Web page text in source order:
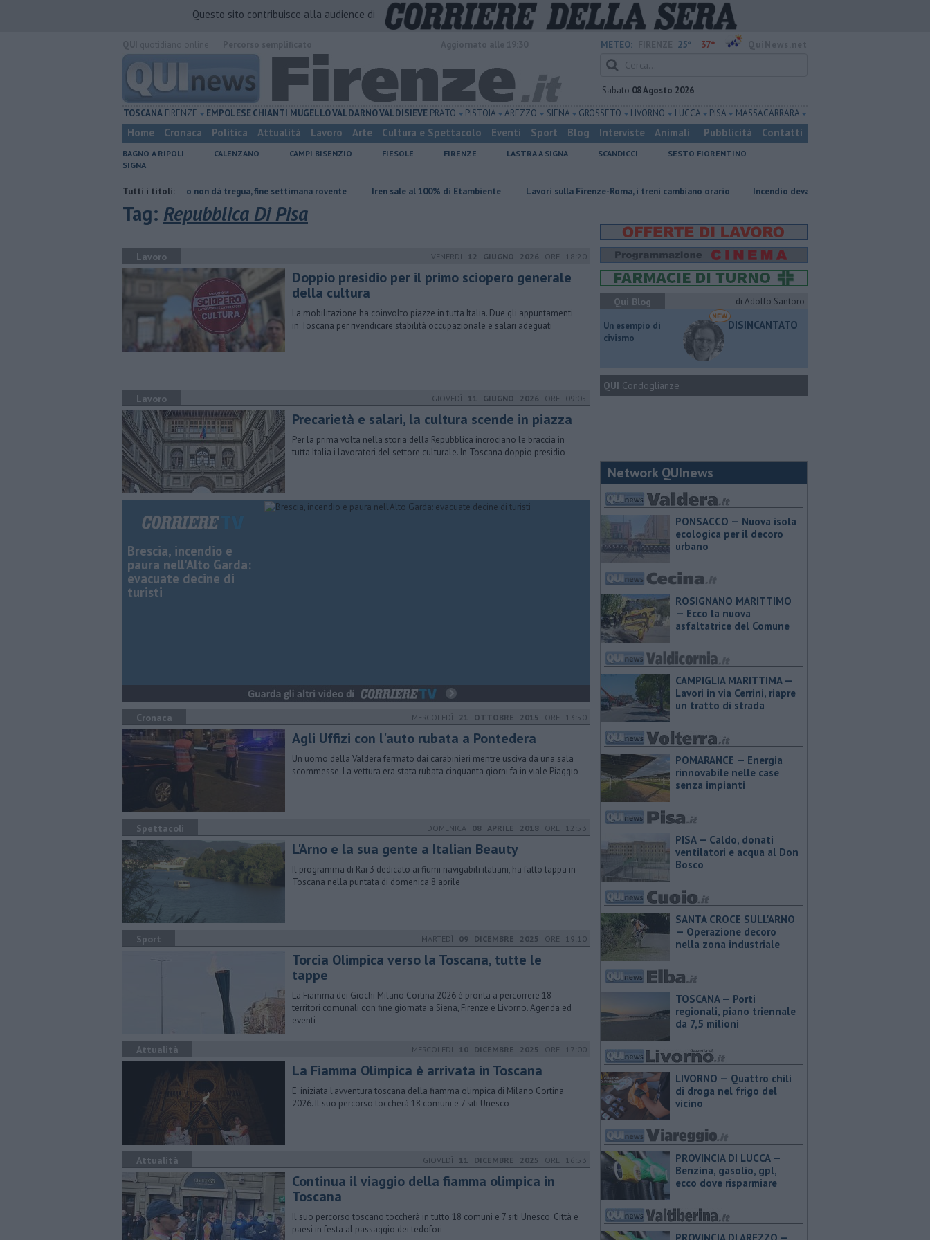
Questo sito contribuisce alla audience di
METEO: 25° 37°
Sabato 08 Agosto 2026
TOSCANA FIRENZE EMPOLESECHIANTI MUGELLOVALDARNOVALDISIEVE PRATO PISTOIA AREZZO SIENA GROSSETO LIVORNO LUCCA PISA MASSA CARRARA
Home Cronaca Politica Attualità Lavoro Arte Cultura e Spettacolo Eventi Sport Blog Interviste Animali Pubblicità Contatti
BAGNO A RIPOLI CALENZANO CAMPI BISENZIO FIESOLE FIRENZE LASTRA A SIGNA SCANDICCI
SESTO FIORENTINO
SIGNA
Tutti i titoli:
Il grande caldo non dà tregua, fine settimana rovente Iren sale al 100% di Etambiente Lavori sulla Firenze-Roma, i treni cambiano orario Incendio devasta un capannone, parte del tetto collassa
Tag: Repubblica Di Pisa
Lavoro VENERDÌ 12 GIUGNO 2026 ORE 18:20
Doppio presidio per il primo sciopero generale
della cultura
La mobilitazione ha coinvolto piazze in tutta Italia. Due gli appuntamenti
in Toscana per rivendicare stabilità occupazionale e salari adeguati
Lavoro GIOVEDÌ 11 GIUGNO 2026 ORE 09:05
Precarietà e salari, la cultura scende in piazza
Per la prima volta nella storia della Repubblica incrociano le braccia in
tutta Italia i lavoratori del settore culturale. In Toscana doppio presidio
Brescia, incendio e
paura nell'Alto Garda:
evacuate decine di
turisti
Cronaca MERCOLEDÌ 21 OTTOBRE 2015 ORE 13:50
Agli Uffizi con l'auto rubata a Pontedera
Un uomo della Valdera fermato dai carabinieri mentre usciva da una sala
scommesse. La vettura era stata rubata cinquanta giorni fa in viale Piaggio
Spettacoli DOMENICA 08 APRILE 2018 ORE 12:53
L'Arno e la sua gente a Italian Beauty
Il programma di Rai 3 dedicato ai fiumi navigabili italiani, ha fatto tappa in
Toscana nella puntata di domenica 8 aprile
Sport MARTEDÌ 09 DICEMBRE 2025 ORE 19:10
Torcia Olimpica verso la Toscana, tutte le
tappe
La Fiamma dei Giochi Milano Cortina 2026 è pronta a percorrere 18
territori comunali con fine giornata a Siena, Firenze e Livorno. Agenda ed
eventi
Attualità MERCOLEDÌ 10 DICEMBRE 2025 ORE 17:00
La Fiamma Olimpica è arrivata in Toscana
E' iniziata l'avventura toscana della fiamma olimpica di Milano Cortina
2026. Il suo percorso toccherà 18 comuni e 7 siti Unesco
Attualità GIOVEDÌ 11 DICEMBRE 2025 ORE 16:53
Continua il viaggio della fiamma olimpica in
Toscana
Il suo percorso toscano toccherà in tutto 18 comuni e 7 siti Unesco. Città e
paesi in festa al passaggio dei tedofori
Qui Blog di Adolfo Santoro
​Un esempio di
civismo
DISINCANTATO
QUI Condoglianze
Network QUInews
PONSACCO — Nuova isola
ecologica per il decoro
urbano
ROSIGNANO MARITTIMO
— Ecco la nuova
asfaltatrice del Comune
CAMPIGLIA MARITTIMA —
Lavori in via Cerrini, riapre
un tratto di strada
POMARANCE — Energia
rinnovabile nelle case
senza impianti
PISA — Caldo, donati
ventilatori e acqua al Don
Bosco
SANTA CROCE SULL'ARNO
— Operazione decoro
nella zona industriale
TOSCANA — Porti
regionali, piano triennale
da 7,5 milioni
LIVORNO — Quattro chili
di droga nel frigo del
vicino
PROVINCIA DI LUCCA — ​
Benzina, gasolio, gpl,
ecco dove risparmiare